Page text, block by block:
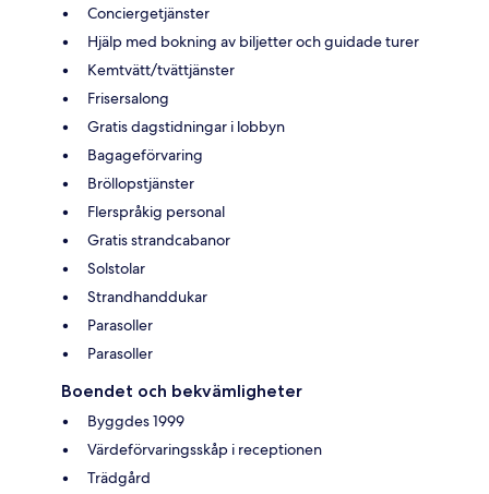
Conciergetjänster
Hjälp med bokning av biljetter och guidade turer
Kemtvätt/tvättjänster
Frisersalong
Gratis dagstidningar i lobbyn
Bagageförvaring
Bröllopstjänster
Flerspråkig personal
Gratis strandcabanor
Solstolar
Strandhanddukar
Parasoller
Parasoller
Boendet och bekvämligheter
Byggdes 1999
Värdeförvaringsskåp i receptionen
Trädgård